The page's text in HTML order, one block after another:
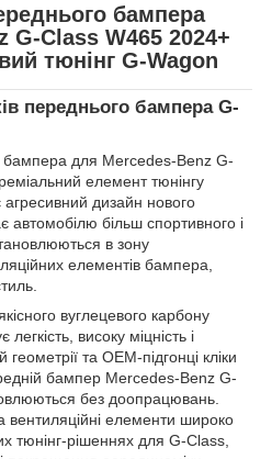
бампера
G-Class W465 2024+
тюнінг G-Wagon
переднього бампера G-
бампера для Mercedes-Benz G-
елемент тюнінгу
агресивний дизайн нового
автомобілю більш спортивного і
в зону
елементів бампера,
вуглецевого карбону
високу міцність і
геометрії та OEM-підгонці кліки
бампер Mercedes-Benz G-
без доопрацювань.
вентиляційні елементи широко
тюнінг-рішеннях для G-Class,